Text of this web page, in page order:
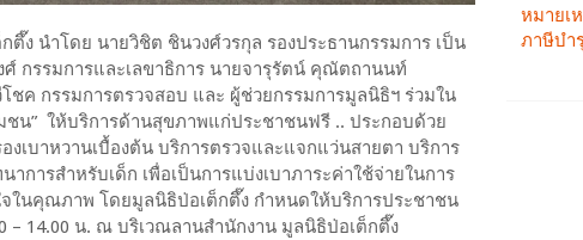
ตึ๊ง นำโดย นายวิชิต ชินวงศ์วรกุล รองประธานกรรมการ เป็น
กรรมการและเลขาธิการ นายจารุรัตน์ คุณัตถานนท์
ค กรรมการตรวจสอบ และ ผู้ช่วยกรรมการมูลนิธิฯ ร่วมใน
ชน” ให้บริการด้านสุขภาพแก่ประชาชนฟรี .. ประกอบด้วย
เบาหวานเบื้องต้น บริการตรวจและแจกแว่นสายตา บริการ
ารสำหรับเด็ก เพื่อเป็นการแบ่งเบาภาระค่าใช้จ่ายในการ
ในคุณภาพ โดยมูลนิธิป่อเต็กตึ๊ง กำหนดให้บริการประชาชน
– 14.00 น. ณ บริเวณลานสำนักงาน มูลนิธิป่อเต็กตึ๊ง